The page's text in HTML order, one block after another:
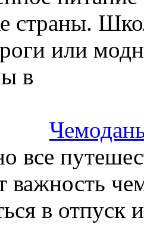
страны.
или
все
в отпуск